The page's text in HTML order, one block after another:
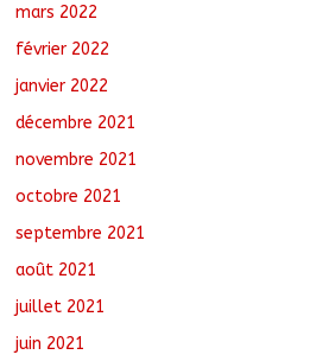
mars 2022
février 2022
janvier 2022
décembre 2021
novembre 2021
octobre 2021
septembre 2021
août 2021
juillet 2021
juin 2021